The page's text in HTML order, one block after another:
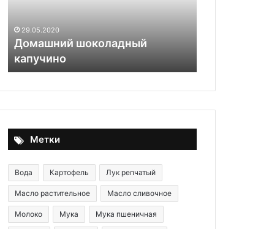
29.05.2020
Домашний шоколадный
капучино
Метки
Вода Картофель Лук репчатый
Масло растительное Масло сливочное
Молоко Мука Мука пшеничная